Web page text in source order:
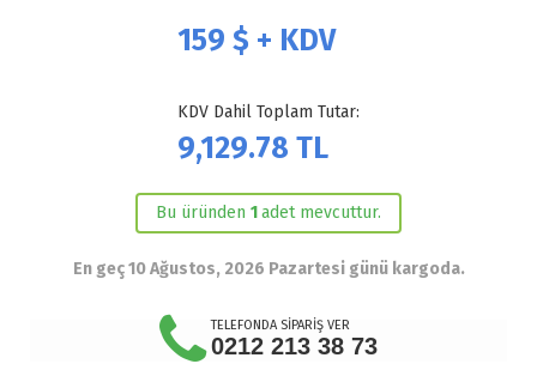
159 $ + KDV
KDV Dahil Toplam Tutar:
9,129.78 TL
Bu üründen 1adet mevcuttur.
En geç 10 Ağustos, 2026 Pazartesi günü kargoda.
TELEFONDA SİPARİŞ VER
0212 213 38 73